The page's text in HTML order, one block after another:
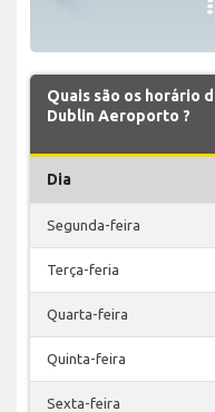
Quais são os horário
Dublin Aeroporto ?
Dia
Segunda-feira
Terça-feria
Quarta-feira
Quinta-feira
Sexta-feira